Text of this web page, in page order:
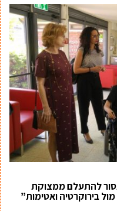
להתעלם ממצוקת
בירוקרטיה ואטימות”